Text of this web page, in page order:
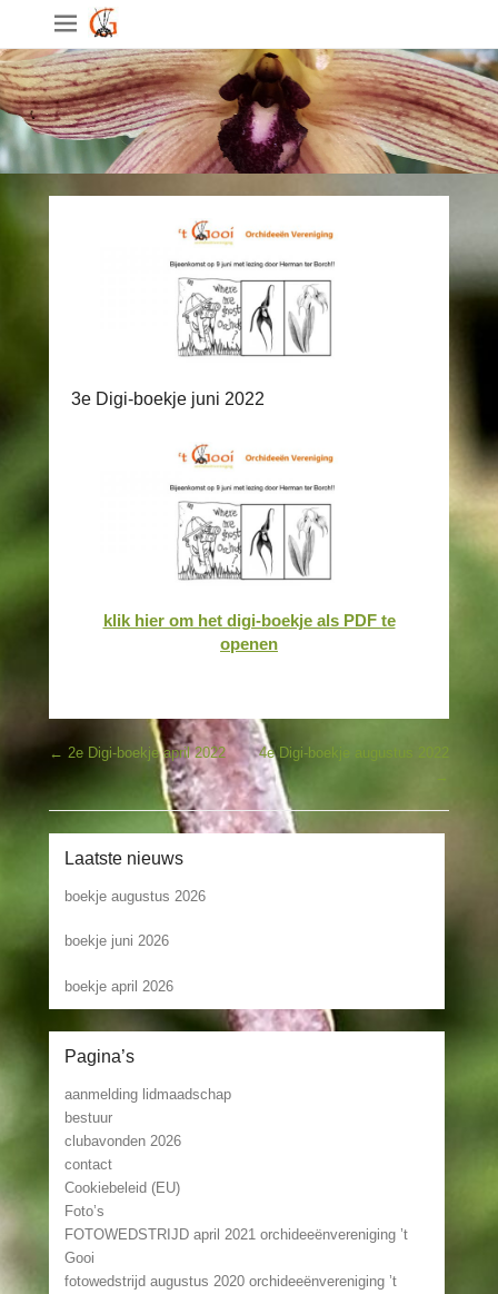
3e Digi-boekje juni 2022
klik hier om het digi-boekje als PDF te
openen
Bericht navigatie
← 2e Digi-boekje april 2022
4e Digi-boekje augustus 2022
→
Laatste nieuws
boekje augustus 2026
boekje juni 2026
boekje april 2026
Pagina’s
aanmelding lidmaadschap
bestuur
clubavonden 2026
contact
Cookiebeleid (EU)
Foto’s
FOTOWEDSTRIJD april 2021 orchideeënvereniging ’t
Gooi
fotowedstrijd augustus 2020 orchideeënvereniging ’t